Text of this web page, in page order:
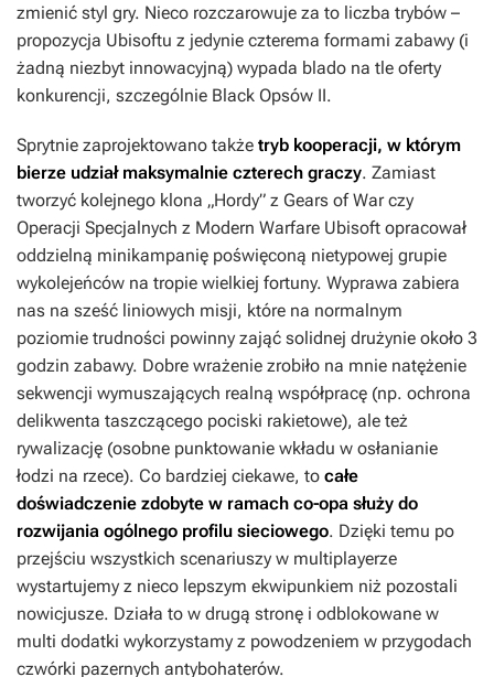
zmienić styl gry. Nieco rozczarowuje za to liczba trybów –
propozycja Ubisoftu z jedynie czterema formami zabawy (i
żadną niezbyt innowacyjną) wypada blado na tle oferty
konkurencji, szczególnie Black Opsów II.
Sprytnie zaprojektowano także tryb kooperacji, w którym
bierze udział maksymalnie czterech graczy. Zamiast
tworzyć kolejnego klona „Hordy” z Gears of Warczy
Operacji Specjalnych z Modern Warfare Ubisoft opracował
oddzielną minikampanię poświęconą nietypowej grupie
wykolejeńców na tropie wielkiej fortuny. Wyprawa zabiera
nas na sześć liniowych misji, które na normalnym
poziomie trudności powinny zająć solidnej drużynie około 3
godzin zabawy. Dobre wrażenie zrobiło na mnie natężenie
sekwencji wymuszających realną współpracę (np. ochrona
delikwenta taszczącego pociski rakietowe), ale też
rywalizację (osobne punktowanie wkładu w osłanianie
łodzi na rzece). Co bardziej ciekawe, to całe
doświadczenie zdobyte w ramach co-opa służy do
rozwijania ogólnego profilu sieciowego. Dzięki temu po
przejściu wszystkich scenariuszy w multiplayerze
wystartujemy z nieco lepszym ekwipunkiem niż pozostali
nowicjusze. Działa to w drugą stronę i odblokowane w
multi dodatki wykorzystamy z powodzeniem w przygodach
czwórki pazernych antybohaterów.